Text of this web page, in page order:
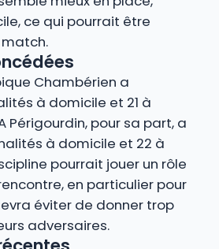
ce qui pourrait être
Chambérien a
à domicile et 21 à
Périgourdin, pour sa part, a
à domicile et 22 à
pourrait jouer un rôle
en particulier pour
éviter de donner trop
adversaires.